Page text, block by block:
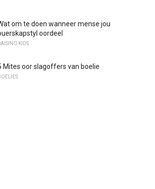
om te doen wanneer mense jou
oordeel
KIDS
Mites oor slagoffers van boelie